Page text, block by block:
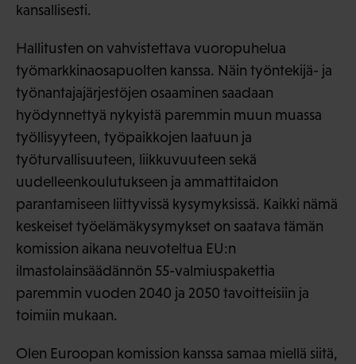
kansallisesti.
Hallitusten on vahvistettava vuoropuhelua
työmarkkinaosapuolten kanssa. Näin työntekijä- ja
työnantajajärjestöjen osaaminen saadaan
hyödynnettyä nykyistä paremmin muun muassa
työllisyyteen, työpaikkojen laatuun ja
työturvallisuuteen, liikkuvuuteen sekä
uudelleenkoulutukseen ja ammattitaidon
parantamiseen liittyvissä kysymyksissä. Kaikki nämä
keskeiset työelämäkysymykset on saatava tämän
komission aikana neuvoteltua EU:n
ilmastolainsäädännön 55-valmiuspakettia
paremmin vuoden 2040 ja 2050 tavoitteisiin ja
toimiin mukaan.
Olen Euroopan komission kanssa samaa miellä siitä,